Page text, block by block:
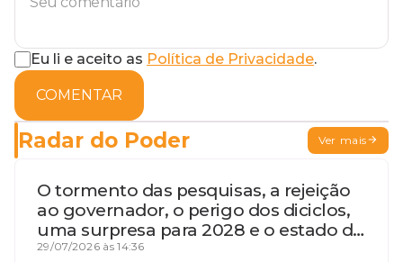
Eu li e aceito as Política de Privacidade.
COMENTAR
Radar do Poder Ver mais
O tormento das pesquisas, a rejeição
ao governador, o perigo dos diciclos,
uma surpresa para 2028 e o estado de
terceira guerra mundial
29/07/2026 às 14:36